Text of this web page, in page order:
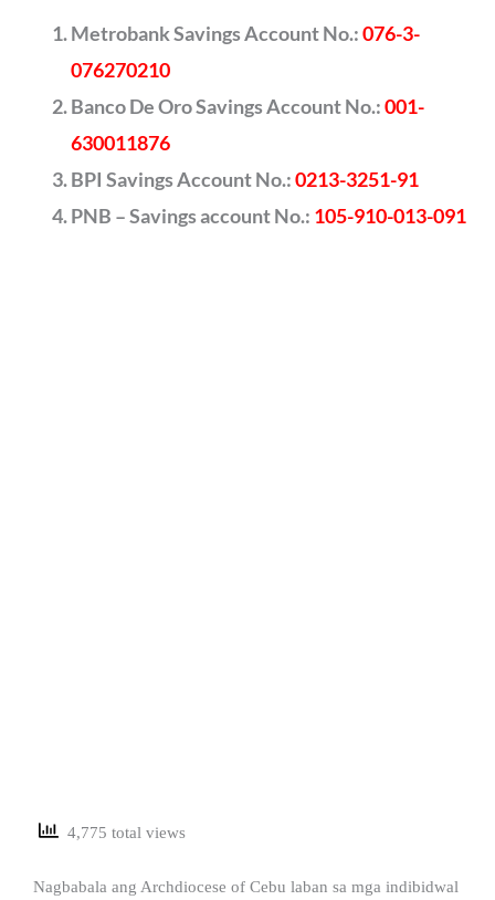
Metrobank Savings Account No.:076-3-
076270210
Banco De Oro Savings Account No.:001-
630011876
BPI Savings Account No.:0213-3251-91
PNB – Savings account No.: 105-910-013-091
4,775 total views
Nagbabala ang Archdiocese of Cebu laban sa mga indibidwal